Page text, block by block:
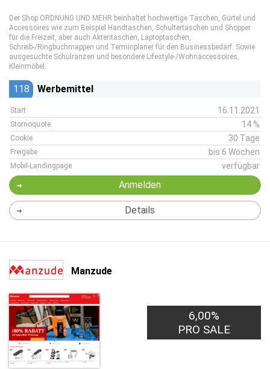
Der Shop ORDNUNG UND MEHR beinhaltet hochwertige Taschen, Gürtel und
Accessoires wie zum Beispiel Handtaschen, Schultertaschen und Shopper
für die Freizeit, aber auch Aktentaschen, Laptoptaschen,
Schreib-/Ringbuchmappen und Terminplaner für den Businessbedarf. Sowie
ausgesuchte Schulranzen und besondere Lifestyle-/Wohnaccessoires,
Kleinmöbel.
118 Werbemittel
Start 16.11.2021
Stornoquote 14 %
Cookie 30 Tage
Freigabe bis 6 Wochen
Mobil-Landingpage verfügbar
Anmelden
Details
Manzude
6,00%
PRO SALE